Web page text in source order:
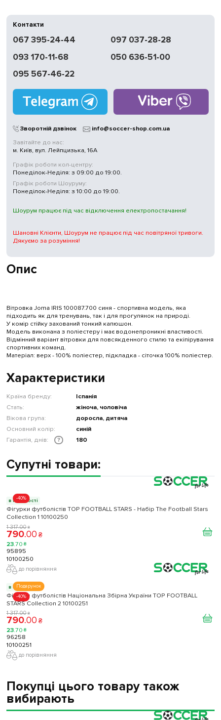
Опис
Вітровка Joma IRIS 100087.700 синя - спортивна модель, яка
підходить як для тренувань, так і для прогулянок на природі.
У комір стійку захований тонкий капюшон.
Модель виконана з поліестеру і має водонепроникні властивості.
Відмінний варіант вітровки для повсякденного стилю та екіпірування
спортивних команд.
Матеріал: верх - 100% поліестер, підкладка - сіточка 100% поліестер.
Характеристики
Країна бренду:
Іспанія
Стать:
жіноча, чоловіча
Вікова група:
доросла, дитяча
Основний колір:
синій
Гарантія, днів:
? 180
Контакти
067 395-24-44
097 037-28-28
093 170-11-68
050 636-51-00
095 567-46-22
Зворотній дзвінок
info@soccer-shop.com.ua
Завітайте до нас:
м. Київ, вул. Лейпцизька, 16А
Графік роботи кол-центру:
Понеділок-Неділя: з 09:00 до 19:00.
Графік роботи Шоуруму:
Понеділок-Неділя: з 10:00 до 19:00.
Шоурум працює під час відключення електропостачання!
Шановні Клієнти, Шоурум не працює під час повітряної тривоги.
Дякуємо за розуміння!
Супутні товари:
-40%
в наявності
Фігурки футболістів TOP FOOTBALL STARS - Набір The Football Stars
Collection 1 10100250
1 317.00 ₴
790.00 ₴
23.70 ₴
95895
10100250
до порівняння
Подарунок
-40%
в наявності
Фігурки футболістів Національна Збірна України TOP FOOTBALL
STARS Collection 2 10100251
1 317.00 ₴
790.00 ₴
23.70 ₴
96258
10100251
до порівняння
Покупці цього товару також
вибирають